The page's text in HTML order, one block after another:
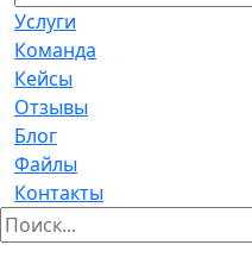
Услуги
Команда
Кейсы
Отзывы
Блог
Файлы
Контакты